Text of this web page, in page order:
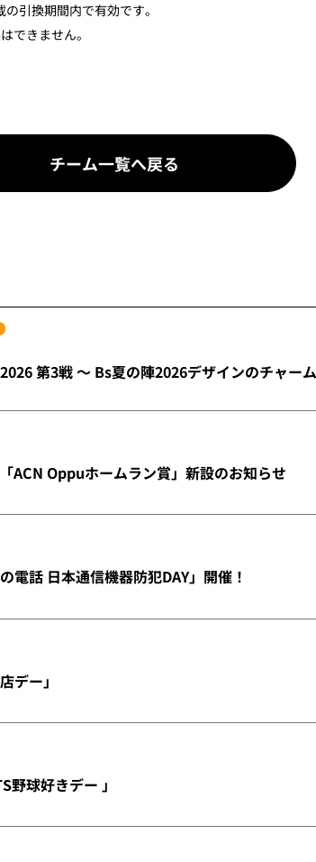
の引換期間内で有効です。
できません。
チーム一覧へ戻る
第3戦 ～ Bs夏の陣2026デザインのチャー
ACN Oppuホームラン賞」新設のお知らせ
電話 日本通信機器防犯DAY」開催！
デー」
野球好きデー 」